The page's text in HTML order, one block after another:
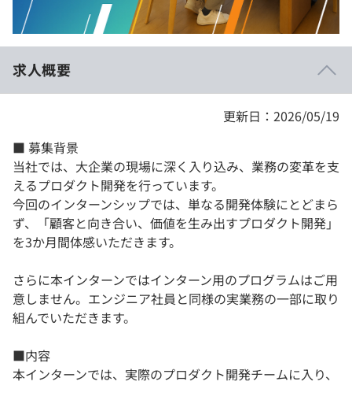
学校向けプラン
契約内容・クーポン
求人概要
更新日：2026/05/19
■ 募集背景
当社では、大企業の現場に深く入り込み、業務の変革を支
えるプロダクト開発を行っています。
今回のインターンシップでは、単なる開発体験にとどまら
ず、「顧客と向き合い、価値を生み出すプロダクト開発」
を3か月間体感いただきます。
さらに本インターンではインターン用のプログラムはご用
意しません。エンジニア社員と同様の実業務の一部に取り
組んでいただきます。
■内容
本インターンでは、実際のプロダクト開発チームに入り、